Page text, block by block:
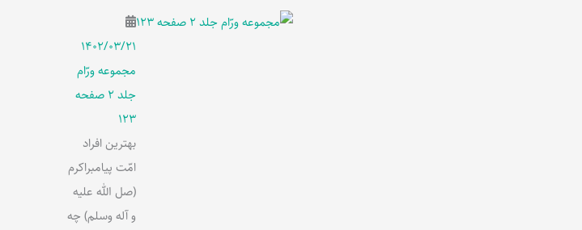
۱۴۰۲/۰۳/۲۱
مجموعه ورّام
جلد 2 صفحه
123
بهترین افراد
امّت پیامبراکرم
(صل الله علیه
و آله وسلم) چه